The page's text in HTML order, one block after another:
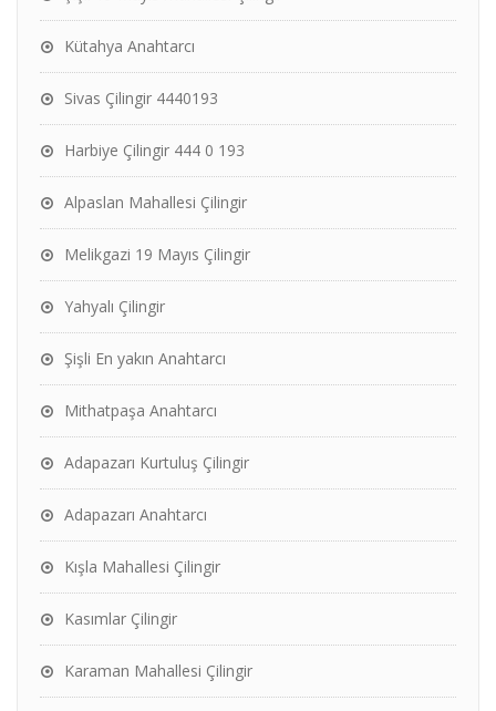
Kütahya Anahtarcı
Sivas Çilingir 4440193
Harbiye Çilingir 444 0 193
Alpaslan Mahallesi Çilingir
Melikgazi 19 Mayıs Çilingir
Yahyalı Çilingir
Şişli En yakın Anahtarcı
Mithatpaşa Anahtarcı
Adapazarı Kurtuluş Çilingir
Adapazarı Anahtarcı
Kışla Mahallesi Çilingir
Kasımlar Çilingir
Karaman Mahallesi Çilingir